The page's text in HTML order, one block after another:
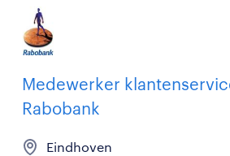
Medewerker
Rabobank
Eindhoven